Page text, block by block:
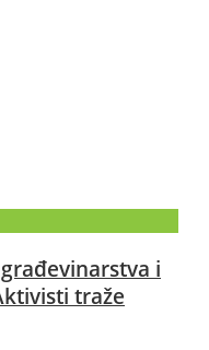
i
traže